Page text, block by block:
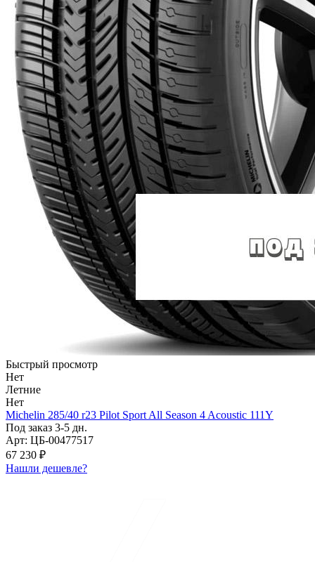
Быстрый просмотр
Нет
Летние
Нет
Michelin 285/40 r23 Pilot Sport All Season 4 Acoustic 111Y
Под заказ 3-5 дн.
Арт: ЦБ-00477517
67 230 ₽
Нашли дешевле?